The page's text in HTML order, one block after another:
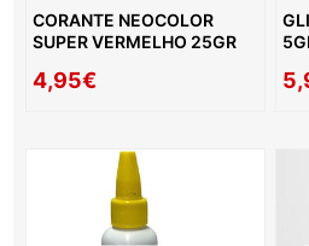
CORANTE NEOCOLOR
SUPER VERMELHO 25GR
4,95€